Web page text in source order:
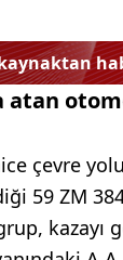
atan
çevre
59 ZM
kazayı